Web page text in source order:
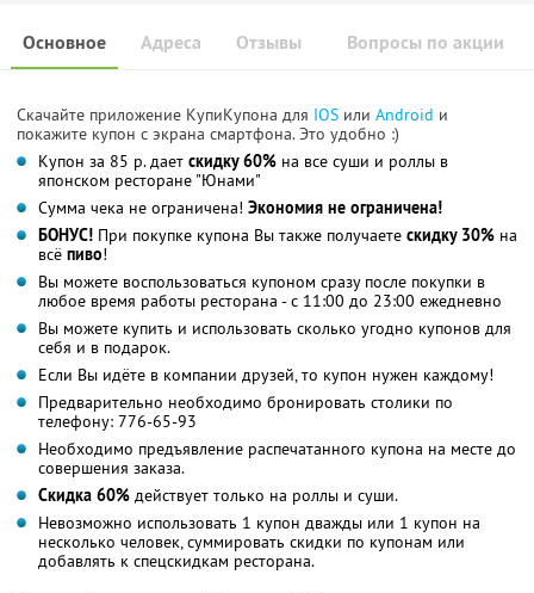
Основное Отзывы Вопросы по акции
Адреса
Скачайте приложение КупиКупона для IOS или Android и
покажите купон с экрана смартфона. Это удобно :)
Купон за 85 р. дает скидку 60% на все суши и роллы в
японском ресторане "Юнами"
Сумма чека не ограничена! Экономия не ограничена!
БОНУС! При покупке купона Вы также получаете скидку 30% на
всё пиво!
Вы можете воспользоваться купоном сразу после покупки в
любое время работы ресторана - с 11:00 до 23:00 ежедневно
Вы можете купить и использовать сколько угодно купонов для
себя и в подарок.
Если Вы идёте в компании друзей, то купон нужен каждому!
Предварительно необходимо бронировать столики по
телефону: 776-65-93
Необходимо предъявление распечатанного купона на месте до
совершения заказа.
Скидка 60% действует только на роллы и суши.
Невозможно использовать 1 купон дважды или 1 купон на
несколько человек, суммировать скидки по купонам или
добавлять к спецскидкам ресторана.